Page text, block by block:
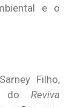
e o
Filho,
do Reviva